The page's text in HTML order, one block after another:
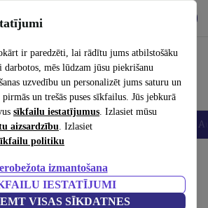
ir paredzēti, lai rādītu jums atbilstošāku
mēs lūdzam jūsu piekrišanu
uzvedību un personalizēt jums saturu un
un trešās puses sīkfailus. Jūs jebkurā
sīkfailu iestatījumus. Izlasiet mūsu
aizsardzību. Izlasiet
politiku
izmantošana
IESTATĪJUMI
VISAS SĪKDATNES
ātri un viegli
datori Planšetes Viedpulksteņi
f1.8 AF Sony E